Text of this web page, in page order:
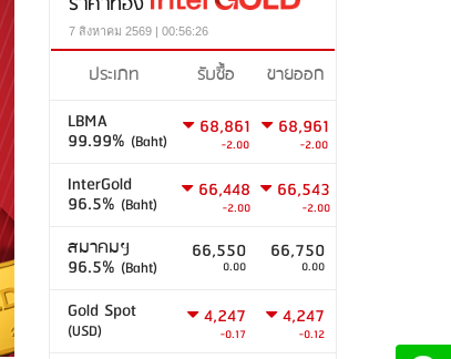
7 สิงหาคม 2569 | 00:56:26
ประเภท รับซื้อ
ขายออก
LBMA
99.99% (Baht)
68,861
-2.00
68,961
-2.00
InterGold
96.5% (Baht)
66,448
-2.00
66,543
-2.00
สมาคมฯ
96.5% (Baht)
66,550
0.00
66,750
0.00
Gold Spot
(USD)
4,247
-0.17
4,247
-0.12